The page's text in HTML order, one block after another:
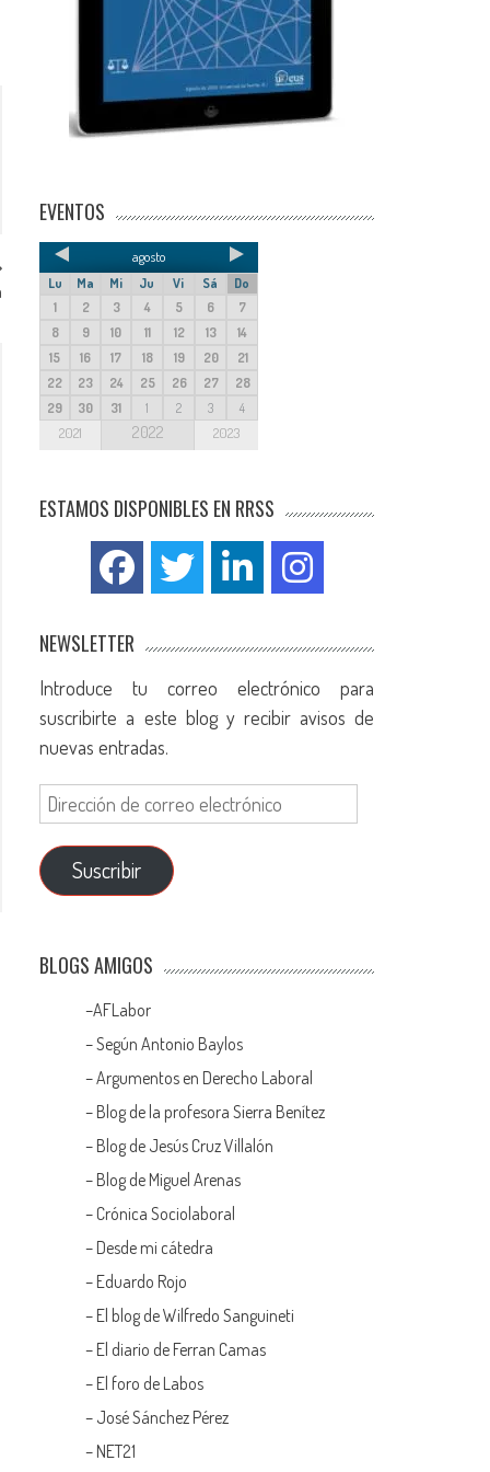
EVENTOS
agosto
Lu Ma Mi Ju Vi Sá
Do
1
2 3 4 5 6
7
8
9 10 11 12 13
14
15
16 17 18 19 20
21
22
23 24 25 26 27
28
29
30 31 1 2 3 4
2021 2022 2023
ESTAMOS DISPONIBLES EN RRSS
NEWSLETTER
Introduce tu correo electrónico para
suscribirte a este blog y recibir avisos de
nuevas entradas.
Suscribir
BLOGS AMIGOS
–AFLabor
– Según Antonio Baylos
–Argumentos en Derecho Laboral
– Blog de la profesora Sierra Benítez
– Blog de Jesús Cruz Villalón
– Blog de Miguel Arenas
– Crónica Sociolaboral
– Desde mi cátedra
– Eduardo Rojo
– El blog de Wilfredo Sanguineti
– El diario de Ferran Camas
– El foro de Labos
– José Sánchez Pérez
– NET21